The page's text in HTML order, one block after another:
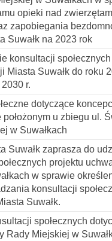
opieki nad
zapobiegania
Suwałk na 2023 rok
konsultacji
Miasta Suwałk do roku
r.
dotyczące
położonym u zbiegu ul.
w Suwałkach
Suwałk zaprasza do
projektu
w sprawie
konsultacji
Suwałk.
społecznych
Rady Miejskiej w